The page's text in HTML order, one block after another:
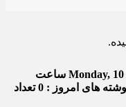
Monday, ساعت
های امروز : 0
تعداد